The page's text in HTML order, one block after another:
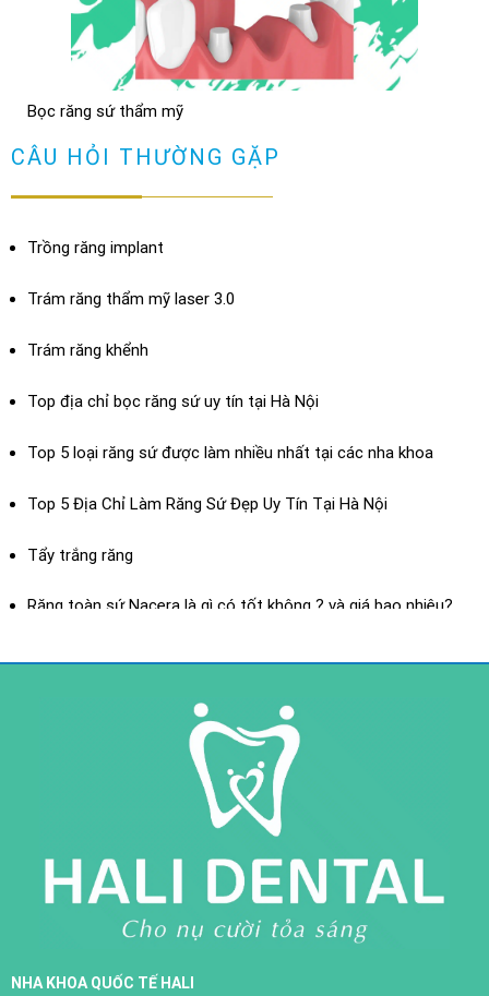
NHỮNG TRƯỜNG HỢP NÊN DÁN SỨ VENEER ( không phải ai
cũng dán sứ được)
Bọc răng sứ có bị hôi miệng không? Cách chữa
TRẢ LỜI
Bọc răng sứ thẩm mỹ
XEM THÊM
Dán sứ Veneer
Trồng răng implant
CÂU HỎI THƯỜNG GẶP
Trồng răng implant
Trám răng thẩm mỹ laser 3.0
Trám răng khểnh
Top địa chỉ bọc răng sứ uy tín tại Hà Nội
Top 5 loại răng sứ được làm nhiều nhất tại các nha khoa
Top 5 Địa Chỉ Làm Răng Sứ Đẹp Uy Tín Tại Hà Nội
Tẩy trắng răng
Răng toàn sứ Nacera là gì có tốt không ? và giá bao nhiêu?
Răng sứ toàn sứ H-Saphir
NHA KHOA QUỐC TẾ HALI